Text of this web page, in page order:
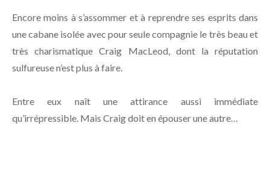
Encore moins à s’assommer et à reprendre ses esprits dans
une cabane isolée avec pour seule compagnie le très beau et
très charismatique Craig MacLeod, dont la réputation
sulfureuse n’est plus à faire. ⁠
Entre eux naît une attirance aussi immédiate
qu’irrépressible. Mais Craig doit en épouser une autre…⁠